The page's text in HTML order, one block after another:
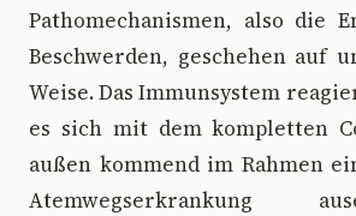
Pathomechanismen, also die
Beschwerden, geschehen auf
Weise. Das Immunsystem
es sich mit dem kompletten
außen kommend im Rahmen
Atemwegserkrankung